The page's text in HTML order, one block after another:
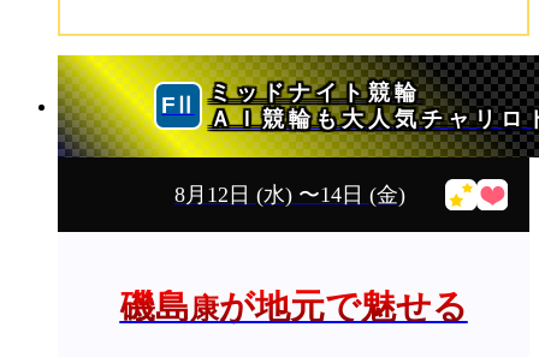
ミッドナイト競輪
ＡＩ競輪も大人気チャリロ
8月12日 (水)〜14日 (金)
磯島康が地元で魅せる